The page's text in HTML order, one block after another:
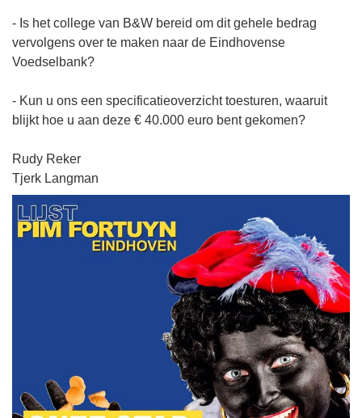
- Is het college van B&W bereid om dit gehele bedrag
vervolgens over te maken naar de Eindhovense
Voedselbank?
- Kun u ons een specificatieoverzicht toesturen, waaruit
blijkt hoe u aan deze € 40.000 euro bent gekomen?
Rudy Reker
Tjerk Langman